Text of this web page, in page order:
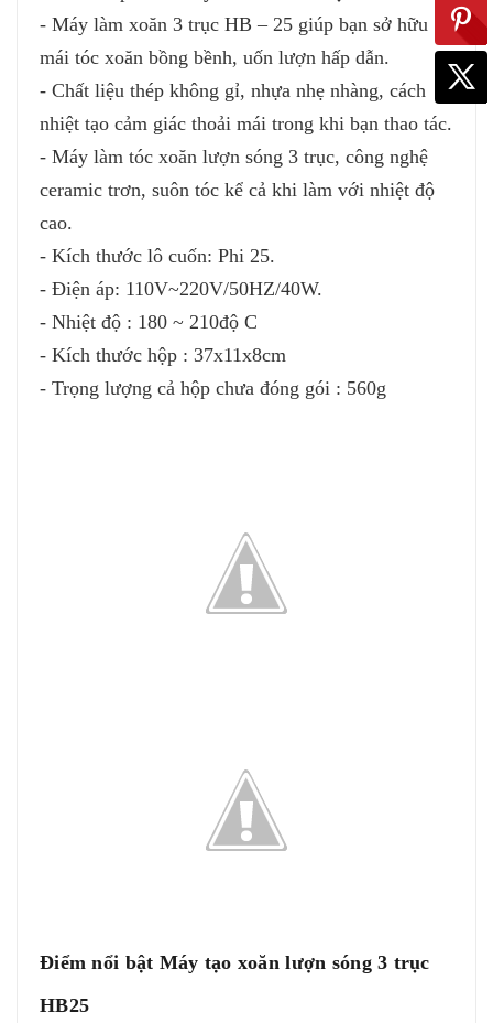
- Máy làm xoăn 3 trục HB – 25 giúp bạn sở hữu
mái tóc xoăn bồng bềnh, uốn lượn hấp dẫn.
- Chất liệu thép không gỉ, nhựa nhẹ nhàng, cách
nhiệt tạo cảm giác thoải mái trong khi bạn thao tác.
- Máy làm tóc xoăn lượn sóng 3 trục, công nghệ
ceramic trơn, suôn tóc kể cả khi làm với nhiệt độ
cao.
- Kích thước lô cuốn: Phi 25.
- Điện áp: 110V~220V/50HZ/40W.
- Nhiệt độ : 180 ~ 210độ C
- Kích thước hộp : 37x11x8cm
- Trọng lượng cả hộp chưa đóng gói : 560g
Điểm nổi bật Máy tạo xoăn lượn sóng 3 trục
HB25